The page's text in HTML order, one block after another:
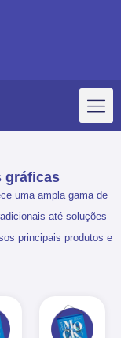
gráficas
uma ampla gama de
até soluções
principais produtos e